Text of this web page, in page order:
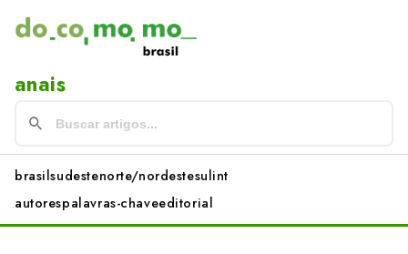
anais
brasilsudestenorte/nordestesulint
autorespalavras-chaveeditorial